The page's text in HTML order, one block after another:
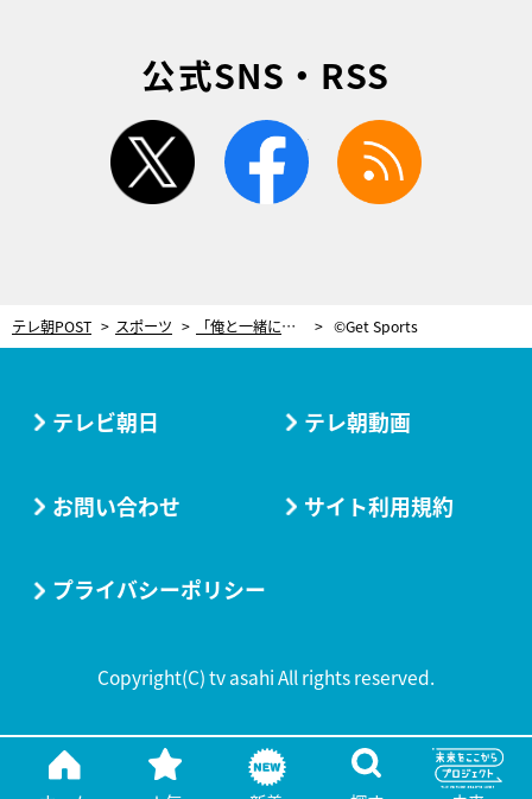
公式SNS・RSS
twitter facebook
テレ朝POST スポーツ 「俺と一緒に死んでくれ！」日本ハム栗山英樹監督、選手に陳謝も。物議醸した“投手起用”の真実 ©Get Sports
テレビ朝日 テレ朝動画
お問い合わせ サイト利用規約
プライバシーポリシー
Copyright(C) tv asahi All rights reserved.